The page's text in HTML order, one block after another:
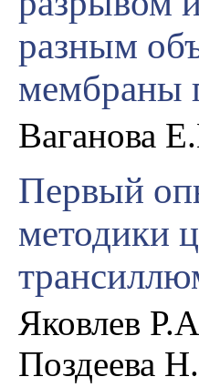
разным
мембраны
Ваганова
Первый
методики
Яковлев
Поздеева